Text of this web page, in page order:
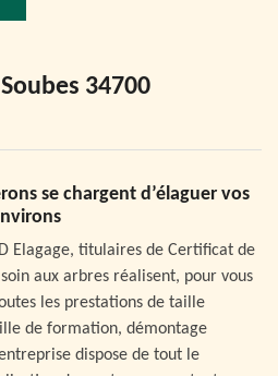
34700
se chargent d’élaguer vos
Elagage, titulaires de Certificat de
aux arbres réalisent, pour vous
les prestations de taille
de formation, démontage
dispose de tout le